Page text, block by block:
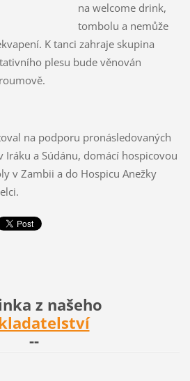
na welcome drink,
tombolu a nemůže
K tanci zahraje skupina
plesu bude věnován
na podporu pronásledovaných
Iráku a Súdánu, domácí hospicovou
v Zambii a do Hospicu Anežky
z našeho
--